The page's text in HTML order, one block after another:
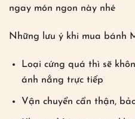
ngay món ngon này nhé
Những lưu ý khi mua bánh
Loại cứng quá thì sẽ
ánh nắng trực tiếp
Vận chuyển cẩn thận,